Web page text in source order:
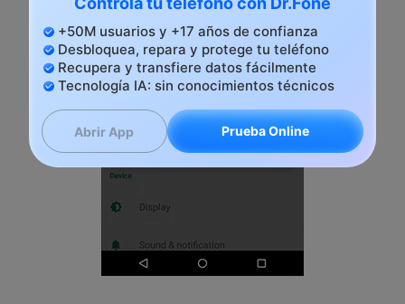
+50M usuarios y +17 años de confianza
Desbloquea, repara y protege tu teléfono
Recupera y transfiere datos fácilmente
Tecnología IA: sin conocimientos técnicos
Abrir App Prueba Online